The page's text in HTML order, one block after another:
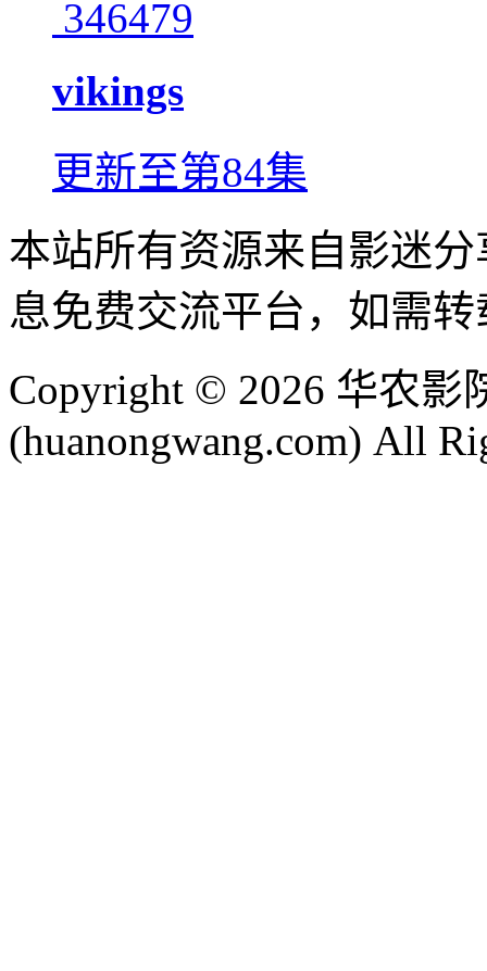
346479
vikings
更新至第84集
本站所有资源来自影迷
息免费交流平台，如需
Copyright © 2026 华农影
(huanongwang.com) All